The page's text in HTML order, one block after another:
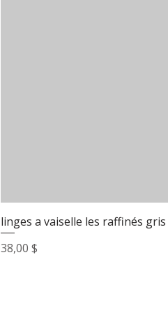
linges a vaiselle les raffinés gris
Prix
38,00 $